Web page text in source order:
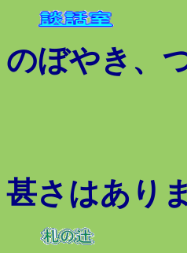
のぼやき、
甚さはあり
特